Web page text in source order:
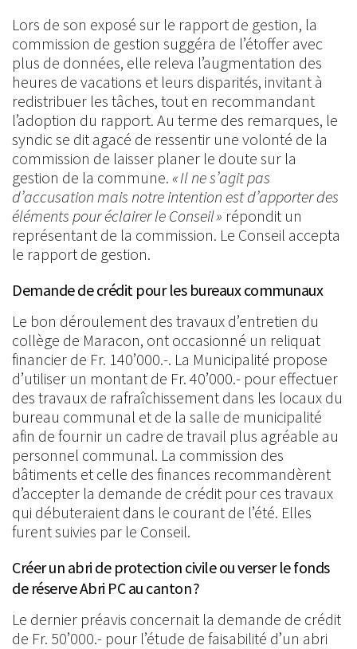
Lors de son exposé sur le rapport de gestion, la
commission de gestion suggéra de l’étoffer avec
plus de données, elle releva l’augmentation des
heures de vacations et leurs disparités, invitant à
redistribuer les tâches, tout en recommandant
l’adoption du rapport. Au terme des remarques, le
syndic se dit agacé de ressentir une volonté de la
commission de laisser planer le doute sur la
gestion de la commune. « Il ne s’agit pas
d’accusation mais notre intention est d’apporter des
éléments pour éclairer le Conseil » répondit un
représentant de la commission. Le Conseil accepta
le rapport de gestion.
Demande de crédit pour les bureaux communaux
Le bon déroulement des travaux d’entretien du
collège de Maracon, ont occasionné un reliquat
financier de Fr. 140’000.-. La Municipalité propose
d’utiliser un montant de Fr. 40’000.- pour effectuer
des travaux de rafraîchissement dans les locaux du
bureau communal et de la salle de municipalité
afin de fournir un cadre de travail plus agréable au
personnel communal. La commission des
bâtiments et celle des finances recommandèrent
d’accepter la demande de crédit pour ces travaux
qui débuteraient dans le courant de l’été. Elles
furent suivies par le Conseil.
Créer un abri de protection civile ou verser le fonds
de réserve Abri PC au canton ?
Le dernier préavis concernait la demande de crédit
de Fr. 50’000.- pour l’étude de faisabilité d’un abri